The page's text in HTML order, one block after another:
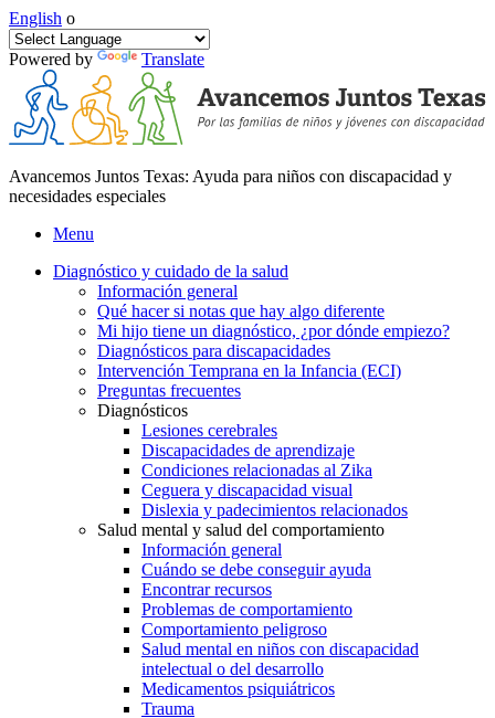
English o
Powered by Translate
Avancemos Juntos Texas: Ayuda para niños con discapacidad y
necesidades especiales
Menu
Diagnóstico y cuidado de la salud
Información general
Qué hacer si notas que hay algo diferente
Mi hijo tiene un diagnóstico, ¿por dónde empiezo?
Diagnósticos para discapacidades
Intervención Temprana en la Infancia (ECI)
Preguntas frecuentes
Diagnósticos
Lesiones cerebrales
Discapacidades de aprendizaje
Condiciones relacionadas al Zika
Ceguera y discapacidad visual
Dislexia y padecimientos relacionados
Salud mental y salud del comportamiento
Información general
Cuándo se debe conseguir ayuda
Encontrar recursos
Problemas de comportamiento
Comportamiento peligroso
Salud mental en niños con discapacidad
intelectual o del desarrollo
Medicamentos psiquiátricos
Trauma